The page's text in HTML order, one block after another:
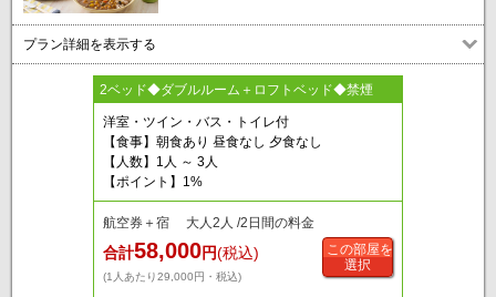
プラン詳細を表示する
2ベッド◆ダブルルーム＋ロフトベッド◆禁煙
洋室・ツイン・バス・トイレ付
【食事】朝食あり 昼食なし 夕食なし
【人数】1人 ～ 3人
【ポイント】1%
航空券＋宿 大人2人 /2日間の料金
合計58,000円(税込)
(1人あたり29,000円・税込)
この部屋を
選択